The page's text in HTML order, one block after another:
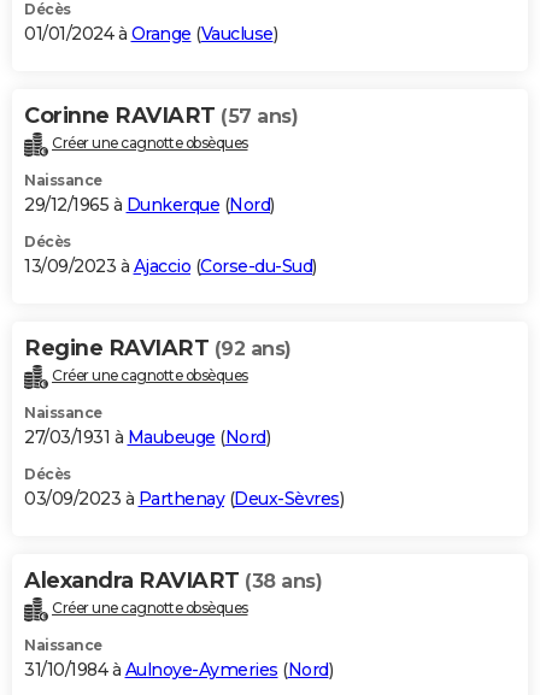
Décès
01/01/2024 à Orange (Vaucluse)
Corinne RAVIART (57 ans)
Créer une cagnotte obsèques
Naissance
29/12/1965 à Dunkerque (Nord)
Décès
13/09/2023 à Ajaccio (Corse-du-Sud)
Regine RAVIART (92 ans)
Créer une cagnotte obsèques
Naissance
27/03/1931 à Maubeuge (Nord)
Décès
03/09/2023 à Parthenay(Deux-Sèvres)
Alexandra RAVIART (38 ans)
Créer une cagnotte obsèques
Naissance
31/10/1984 à Aulnoye-Aymeries (Nord)